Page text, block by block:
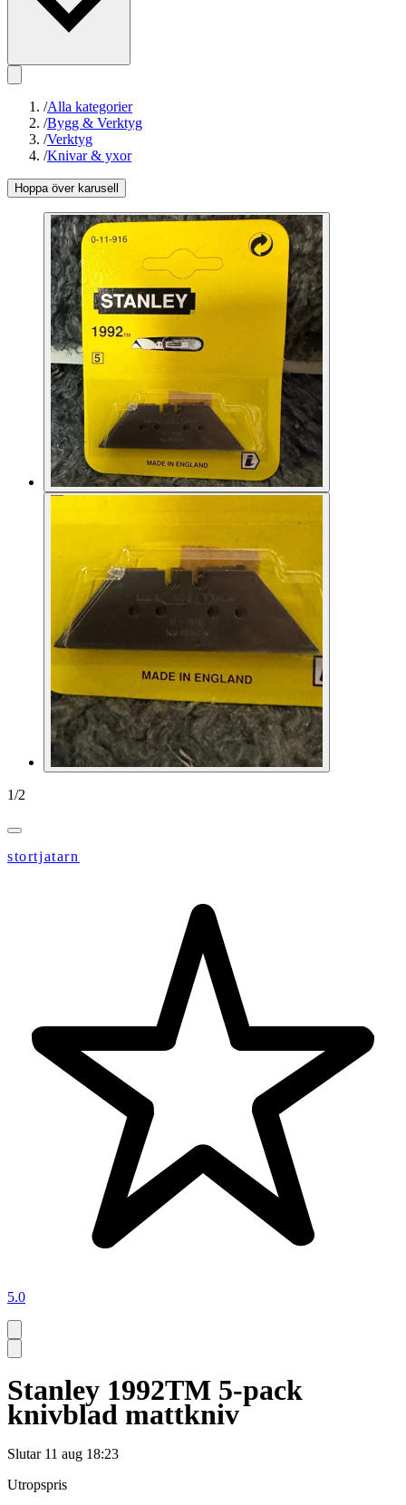
/Alla kategorier
/Bygg & Verktyg
/Verktyg
/Knivar & yxor
Hoppa över karusell
1/2
stortjatarn
5.0
Stanley 1992TM 5-pack
knivblad mattkniv
Slutar 11 aug 18:23
Utropspris